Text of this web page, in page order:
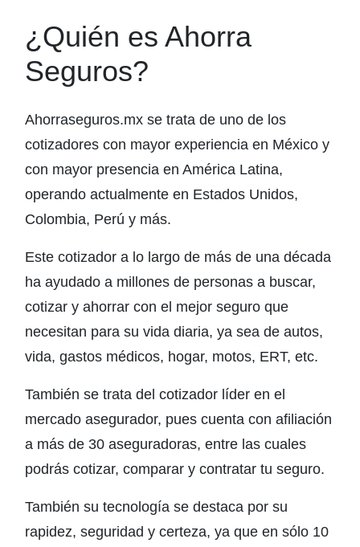
¿Quién es Ahorra
Seguros?
Ahorraseguros.mx se trata de uno de los
cotizadores con mayor experiencia en México y
con mayor presencia en América Latina,
operando actualmente en Estados Unidos,
Colombia, Perú y más.
Este cotizador a lo largo de más de una década
ha ayudado a millones de personas a buscar,
cotizar y ahorrar con el mejor seguro que
necesitan para su vida diaria, ya sea de autos,
vida, gastos médicos, hogar, motos, ERT, etc.
También se trata del cotizador líder en el
mercado asegurador, pues cuenta con afiliación
a más de 30 aseguradoras, entre las cuales
podrás cotizar, comparar y contratar tu seguro.
También su tecnología se destaca por su
rapidez, seguridad y certeza, ya que en sólo 10